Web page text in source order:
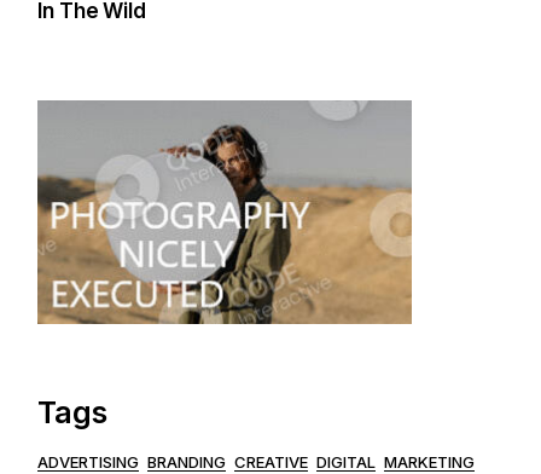
In The Wild
Tags
ADVERTISING BRANDING CREATIVE DIGITAL MARKETING